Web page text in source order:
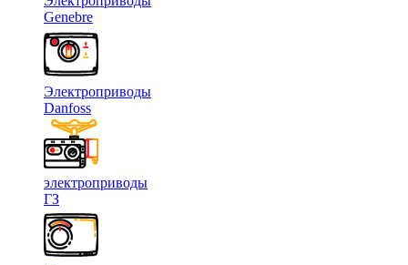
Genebre
Электроприводы
Danfoss
электроприводы
ГЗ